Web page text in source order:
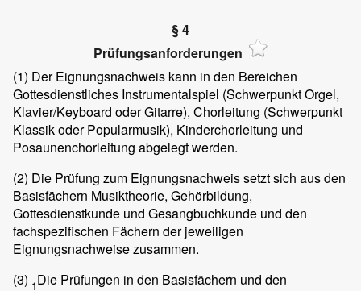
§ 4
Prüfungsanforderungen
(1) Der Eignungsnachweis kann in den Bereichen
Gottesdienstliches Instrumentalspiel (Schwerpunkt Orgel,
Klavier/Keyboard oder Gitarre), Chorleitung (Schwerpunkt
Klassik oder Popularmusik), Kinderchorleitung und
Posaunenchorleitung abgelegt werden.
(2) Die Prüfung zum Eignungsnachweis setzt sich aus den
Basisfächern Musiktheorie, Gehörbildung,
Gottesdienstkunde und Gesangbuchkunde und den
fachspezifischen Fächern der jeweiligen
Eignungsnachweise zusammen.
(3) 1Die Prüfungen in den Basisfächern und den